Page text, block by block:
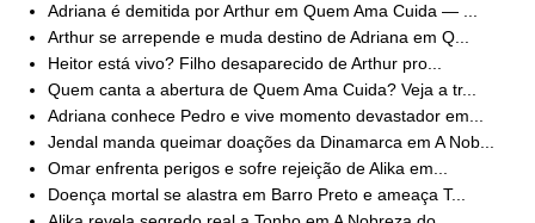
Adriana é demitida por Arthur em Quem Ama Cuida — ...
Arthur se arrepende e muda destino de Adriana em Q...
Heitor está vivo? Filho desaparecido de Arthur pro...
Quem canta a abertura de Quem Ama Cuida? Veja a tr...
Adriana conhece Pedro e vive momento devastador em...
Jendal manda queimar doações da Dinamarca em A Nob...
Omar enfrenta perigos e sofre rejeição de Alika em...
Doença mortal se alastra em Barro Preto e ameaça T...